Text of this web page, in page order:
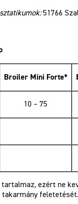
51766
Broiler Mini Forte*
10 – 75
ezért ne
takarmány feletetését.